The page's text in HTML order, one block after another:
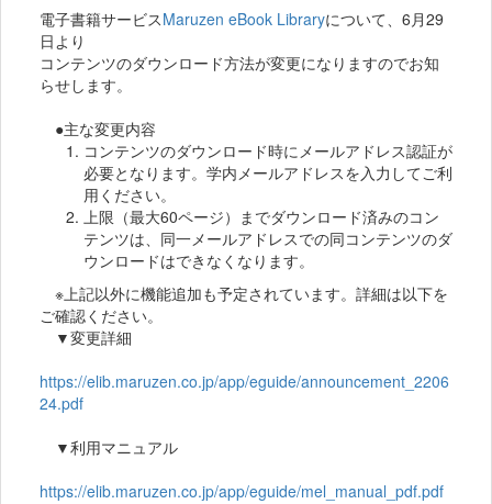
電子書籍サービスMaruzen eBook Libraryについて、6月29
日より
コンテンツのダウンロード方法が変更になりますのでお知
らせします。
●主な変更内容
コンテンツのダウンロード時にメールアドレス認証が
必要となります。学内メールアドレスを入力してご利
用ください。
上限（最大60ページ）までダウンロード済みのコン
テンツは、同一メールアドレスでの同コンテンツのダ
ウンロードはできなくなります。
※上記以外に機能追加も予定されています。詳細は以下を
ご確認ください。
▼変更詳細
https://elib.maruzen.co.jp/app/eguide/announcement_2206
24.pdf
▼利用マニュアル
https://elib.maruzen.co.jp/app/eguide/mel_manual_pdf.pdf